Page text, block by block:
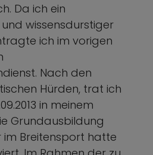
Da ich ein
wissensdurstiger
ich im vorigen
Nach den
Hürden, trat ich
in meinem
Grundausbildung
im Breitensport hatte